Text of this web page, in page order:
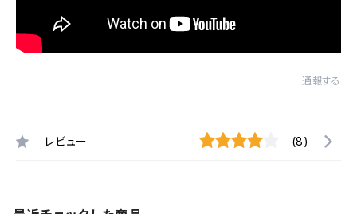
通報する
レビュー (8)